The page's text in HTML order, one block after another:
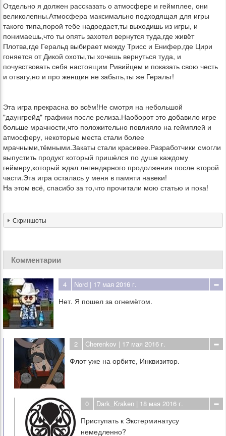
Отдельно я должен рассказать о атмосфере и геймплее, они
великолепны.Атмосфера максимально подходящая для игры
такого типа,порой тебе надоедает,ты выходишь из игры, и
понимаешь,что ты опять захотел вернутся туда,где живёт
Плотва,где Геральд выбирает между Трисс и Енифер,где Цири
гоняется от Дикой охоты,ты хочешь вернуться туда, и
почувствовать себя настоящим Ривийцем и показать свою честь
и отвагу,но и про женщин не забыть,ты же Геральт!
Эта игра прекрасна во всём!Не смотря на небольшой
"даунгрейд" графики после релиза.Наоборот это добавило игре
больше мрачности,что положительно повлияло на геймплей и
атмосферу, некоторые места стали более
мрачными,тёмными.Закаты стали красивее.Разработчики смогли
выпустить продукт который пришёлся по душе каждому
геймеру,который ждал легендарного продолжения после второй
части.Эта игра осталась у меня в памяти навеки!
На этом всё, спасибо за то,что прочитали мою статью и пока!
Скриншоты
Комментарии
4 Nord | 17 мая 2016 г.
Нет. Я пошел за огнемётом.
2 Cherenkov | 17 мая 2016 г.
Флот уже на орбите, Инквизитор.
0 Dark_Kraken | 18 мая 2016 г.
Приступать к Экстерминатусу
немедленно?